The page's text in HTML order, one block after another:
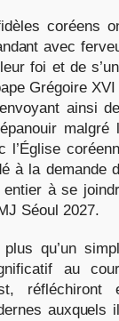
coréens
avec
foi et de
Grégoire XVI
ainsi
malgré
l’Église
à la demande
à se
Séoul 2027.
qu’un
au
réfléchiront
auxquels